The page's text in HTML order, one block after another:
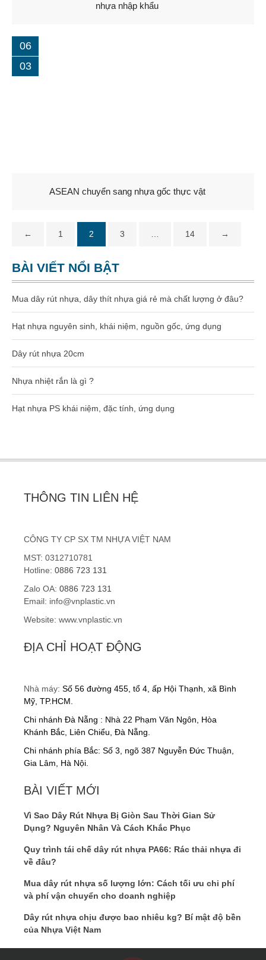
nhựa nhập khẩu
06
03
ASEAN chuyển sang nhựa gốc thực vật
← 1 2 3 14 →
BÀI VIẾT NỔI BẬT
Mua dây rút nhựa, dây thít nhựa giá rẻ mà chất lượng ở đâu?
Hạt nhựa nguyên sinh, khái niệm, nguồn gốc, ứng dụng
Dây rút nhựa 20cm
Nhựa nhiệt rắn là gì ?
Hạt nhựa PS khái niệm, đặc tính, ứng dụng
THÔNG TIN LIÊN HỆ
CÔNG TY CP SX TM NHỰA VIỆT NAM
MST: 0312710781
Hotline: 0886 723 131
Zalo OA: 0886 723 131
Email: info@vnplastic.vn
Website: www.vnplastic.vn
ĐỊA CHỈ HOẠT ĐỘNG
Nhà máy: Số 56 đường 455, tổ 4, ấp Hội Thạnh, xã Bình
Mỹ, TP.HCM.
Chi nhánh Đà Nẵng : Nhà 22 Phạm Văn Ngôn, Hòa
Khánh Bắc, Liên Chiểu, Đà Nẵng.
Chi nhánh phía Bắc: Số 3, ngõ 387 Nguyễn Đức Thuận,
Gia Lâm, Hà Nội.
BÀI VIẾT MỚI
Vì Sao Dây Rút Nhựa Bị Giòn Sau Thời Gian Sử
Dụng? Nguyên Nhân Và Cách Khắc Phục
Quy trình tái chế dây rút nhựa PA66: Rác thải nhựa đi
về đâu?
Mua dây rút nhựa số lượng lớn: Cách tối ưu chi phí
và phí vận chuyển cho doanh nghiệp
Dây rút nhựa chịu được bao nhiêu kg? Bí mật độ bền
của Nhựa Việt Nam